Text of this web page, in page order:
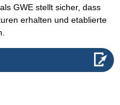
GWE stellt sicher, dass
erhalten und etablierte